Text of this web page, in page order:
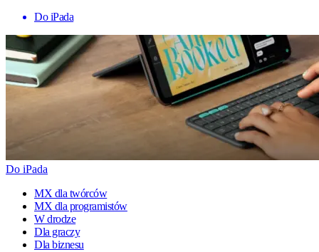
Do iPada
Do iPada
MX dla twórców
MX dla programistów
W drodze
Dla graczy
Dla biznesu